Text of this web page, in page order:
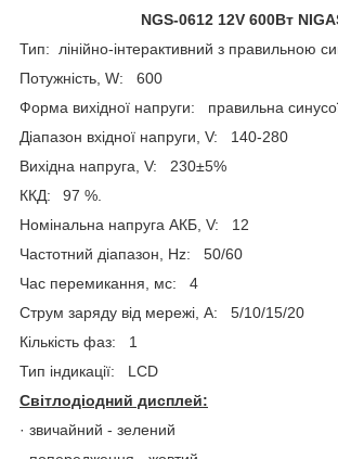
NGS-0612 12V 600Вт
Тип: лінійно-інтерактивний з правильною
Потужність, W: 600
Форма вихідної напруги: правильна
Діапазон вхідної напруги, V: 140-280
Вихідна напруга, V: 230±5%
ККД: 97 %.
Номінальна напруга АКБ, V: 12
Частотний діапазон, Hz: 50/60
Час перемикання, мс: 4
Струм заряду від мережі, A: 5/10/15/20
Кількість фаз: 1
Тип індикації: LCD
Світлодіодний дисплей:
· звичайний - зелений